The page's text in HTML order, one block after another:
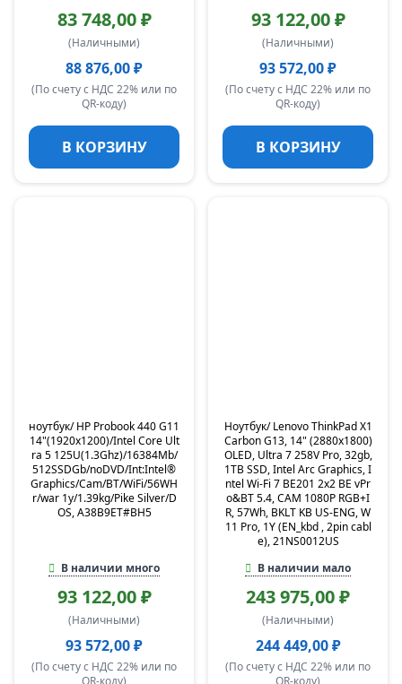
83 748,00 ₽
(Наличными)
88 876,00 ₽
(По счету с НДС 22% или по
QR-коду)
В КОРЗИНУ
93 122,00 ₽
(Наличными)
93 572,00 ₽
(По счету с НДС 22% или по
QR-коду)
В КОРЗИНУ
ноутбук/ HP Probook 440 G11
14"(1920x1200)/Intel Core Ult
ra 5 125U(1.3Ghz)/16384Mb/
512SSDGb/noDVD/Int:Intel®
Graphics/Cam/BT/WiFi/56WH
r/war 1y/1.39kg/Pike Silver/D
OS, A38B9ET#BH5
В наличии много
93 122,00 ₽
(Наличными)
93 572,00 ₽
(По счету с НДС 22% или по
QR-коду)
Ноутбук/ Lenovo ThinkPad X1
Carbon G13, 14" (2880x1800)
OLED, Ultra 7 258V Pro, 32gb,
1TB SSD, Intel Arc Graphics, I
ntel Wi-Fi 7 BE201 2x2 BE vPr
o&BT 5.4, CAM 1080P RGB+I
R, 57Wh, BKLT KB US-ENG, W
11 Pro, 1Y (EN_kbd , 2pin cabl
e), 21NS0012US
В наличии мало
243 975,00 ₽
(Наличными)
244 449,00 ₽
(По счету с НДС 22% или по
QR-коду)